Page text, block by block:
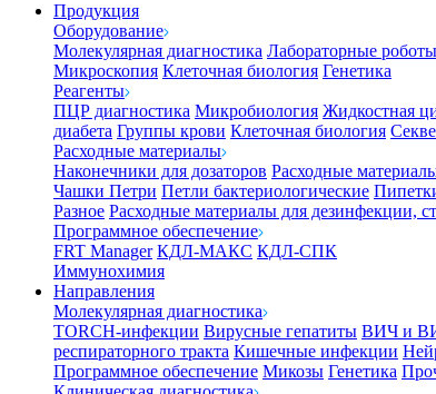
Продукция
Оборудование
Молекулярная диагностика Лабораторные роботы
Микроскопия Клеточная биология Генетика
Реагенты
ПЦР диагностика Микробиология Жидкостная
диабета Группы крови Клеточная биология
Расходные материалы
Наконечники для дозаторов Расходные
Чашки Петри Петли бактериологические
Разное Расходные материалы для дезинфекции,
Программное обеспечение
FRT Manager КДЛ-МАКС КДЛ-СПК
Иммунохимия
Направления
Молекулярная диагностика
TORCH-инфекции Вирусные гепатиты ВИЧ и
респираторного тракта Кишечные инфекции
Программное обеспечение Микозы Генетика